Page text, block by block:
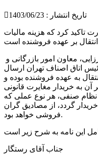
تاریخ انتشار : 1403/06/23
تاکید کرد که هزینه مالیات
اتاق اصناف تهران ارسال
به عهده فروشنده بوده و
آن به خریدار مغایرت قانونی
مطابق ماده ۵۷ قانون نظام صنفی، هر نوع عملی که
گردد، از مصادیق گران
فروشی خواهد بود.
جناب آقای رستگار